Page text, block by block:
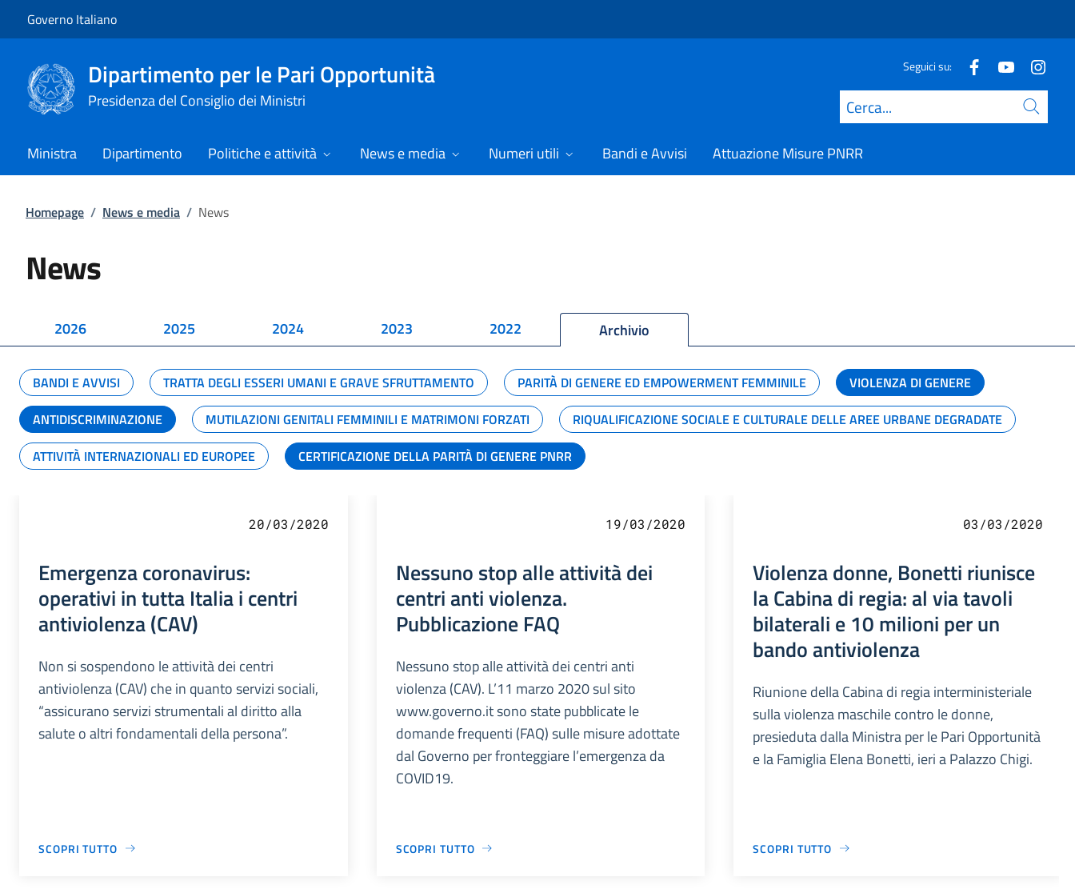
Governo Italiano
Dipartimento per le Pari Opportunità
Presidenza del Consiglio dei Ministri
Seguici su:
Cerca
Ministra Dipartimento Politiche e attività News e media Numeri utili Bandi e Avvisi Attuazione Misure PNRR
Homepage / News e media / News
News
2026 2025 2024 2023 2022 Archivio
BANDI E AVVISI TRATTA DEGLI ESSERI UMANI E GRAVE SFRUTTAMENTO PARITÀ DI GENERE ED EMPOWERMENT FEMMINILE
VIOLENZA DI GENERE
ANTIDISCRIMINAZIONE
MUTILAZIONI GENITALI FEMMINILI E MATRIMONI FORZATI
RIQUALIFICAZIONE SOCIALE E CULTURALE DELLE AREE URBANE DEGRADATE
ATTIVITÀ INTERNAZIONALI ED EUROPEE
CERTIFICAZIONE DELLA PARITÀ DI GENERE PNRR
20/03/2020
Emergenza coronavirus:
operativi in tutta Italia i centri
antiviolenza (CAV)
Non si sospendono le attività dei centri
antiviolenza (CAV) che in quanto servizi sociali,
“assicurano servizi strumentali al diritto alla
salute o altri fondamentali della persona”.
SCOPRI TUTTO
19/03/2020
Nessuno stop alle attività dei
centri anti violenza.
Pubblicazione FAQ
Nessuno stop alle attività dei centri anti
violenza (CAV). L’11 marzo 2020 sul sito
www.governo.it sono state pubblicate le
domande frequenti (FAQ) sulle misure adottate
dal Governo per fronteggiare l’emergenza da
COVID19.
SCOPRI TUTTO
03/03/2020
Violenza donne, Bonetti riunisce
la Cabina di regia: al via tavoli
bilaterali e 10 milioni per un
bando antiviolenza
Riunione della Cabina di regia interministeriale
sulla violenza maschile contro le donne,
presieduta dalla Ministra per le Pari Opportunità
e la Famiglia Elena Bonetti, ieri a Palazzo Chigi.
SCOPRI TUTTO